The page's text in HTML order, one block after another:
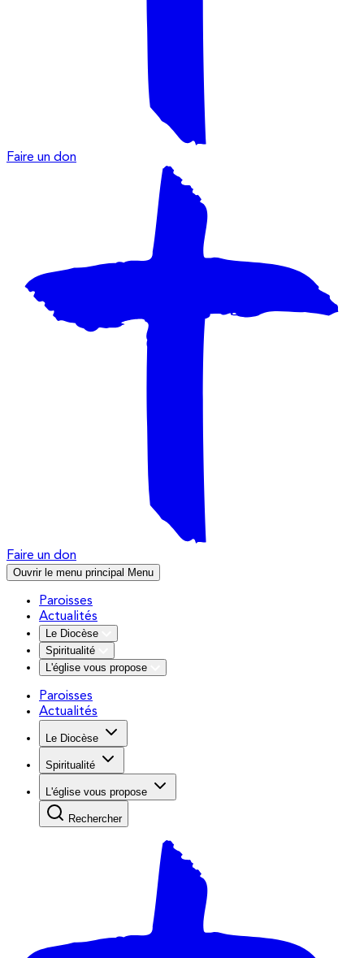
Faire un don
Faire un don
Ouvrir le menu principal Menu
Paroisses
Actualités
Le Diocèse
Spiritualité
L'église vous propose
Paroisses
Actualités
Le Diocèse
Spiritualité
L'église vous propose
Rechercher